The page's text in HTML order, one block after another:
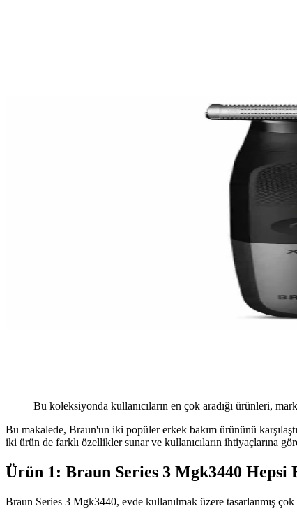
Bu koleksiyonda kullanıcıların en çok aradığı ürünleri,
Bu makalede, Braun'un iki popüler erkek bakım ürününü
iki ürün de farklı özellikler sunar ve kullanıcıların ihtiyaçlarına
Ürün 1: Braun Series 3 Mgk3440
Braun Series 3 Mgk3440, evde kullanılmak üzere tasarlanmış